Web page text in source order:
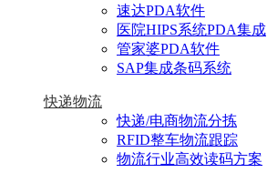
速达PDA软件
医院HIPS系统PDA集成
管家婆PDA软件
SAP集成条码系统
快递物流
快递/电商物流分拣
RFID整车物流跟踪
物流行业高效读码方案